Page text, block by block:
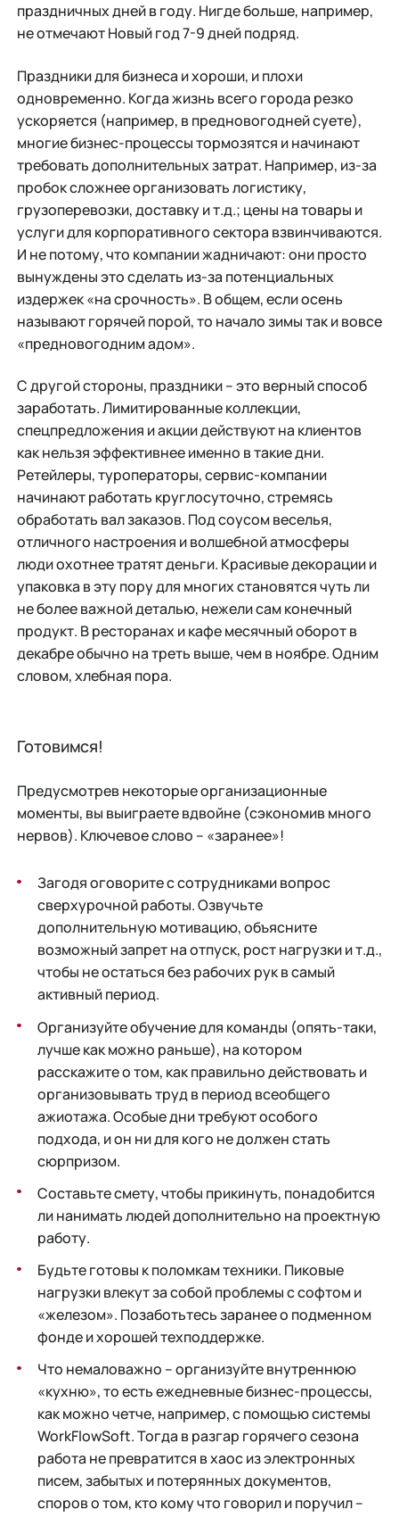
праздничных дней в году. Нигде больше, например,
не отмечают Новый год 7-9 дней подряд.
Праздники для бизнеса и хороши, и плохи
одновременно. Когда жизнь всего города резко
ускоряется (например, в предновогодней суете),
многие бизнес-процессы тормозятся и начинают
требовать дополнительных затрат. Например, из-за
пробок сложнее организовать логистику,
грузоперевозки, доставку и т.д.; цены на товары и
услуги для корпоративного сектора взвинчиваются.
И не потому, что компании жадничают: они просто
вынуждены это сделать из-за потенциальных
издержек «на срочность». В общем, если осень
называют горячей порой, то начало зимы так и вовсе
«предновогодним адом».
С другой стороны, праздники – это верный способ
заработать. Лимитированные коллекции,
спецпредложения и акции действуют на клиентов
как нельзя эффективнее именно в такие дни.
Ретейлеры, туроператоры, сервис-компании
начинают работать круглосуточно, стремясь
обработать вал заказов. Под соусом веселья,
отличного настроения и волшебной атмосферы
люди охотнее тратят деньги. Красивые декорации и
упаковка в эту пору для многих становятся чуть ли
не более важной деталью, нежели сам конечный
продукт. В ресторанах и кафе месячный оборот в
декабре обычно на треть выше, чем в ноябре. Одним
словом, хлебная пора.
Готовимся!
Предусмотрев некоторые организационные
моменты, вы выиграете вдвойне (сэкономив много
нервов). Ключевое слово – «заранее»!
Загодя оговорите с сотрудниками вопрос
сверхурочной работы. Озвучьте
дополнительную мотивацию, объясните
возможный запрет на отпуск, рост нагрузки и т.д.,
чтобы не остаться без рабочих рук в самый
активный период.
Организуйте обучение для команды (опять-таки,
лучше как можно раньше), на котором
расскажите о том, как правильно действовать и
организовывать труд в период всеобщего
ажиотажа. Особые дни требуют особого
подхода, и он ни для кого не должен стать
сюрпризом.
Составьте смету, чтобы прикинуть, понадобится
ли нанимать людей дополнительно на проектную
работу.
Будьте готовы к поломкам техники. Пиковые
нагрузки влекут за собой проблемы с софтом и
«железом». Позаботьтесь заранее о подменном
фонде и хорошей техподдержке.
Что немаловажно – организуйте внутреннюю
«кухню», то есть ежедневные бизнес-процессы,
как можно четче, например, с помощью системы
WorkFlowSoft. Тогда в разгар горячего сезона
работа не превратится в хаос из электронных
писем, забытых и потерянных документов,
споров о том, кто кому что говорил и поручил –